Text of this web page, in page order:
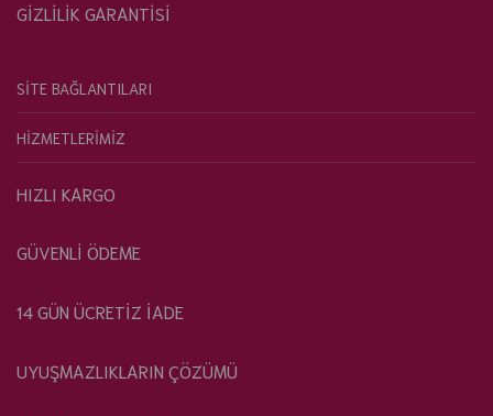
GİZLİLİK GARANTİSİ
SİTE BAĞLANTILARI
HİZMETLERİMİZ
HIZLI KARGO
GÜVENLİ ÖDEME
14 GÜN ÜCRETİZ İADE
UYUŞMAZLIKLARIN ÇÖZÜMÜ